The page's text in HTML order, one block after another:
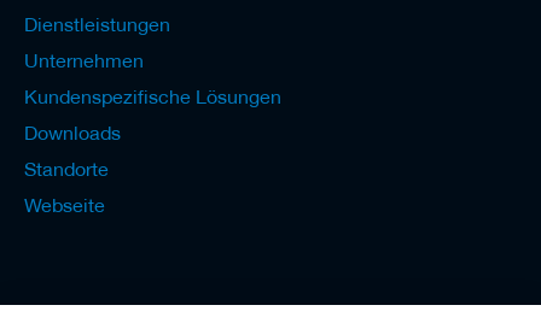
Dienstleistungen
Unternehmen
Kundenspezifische Lösungen
Downloads
Standorte
Webseite